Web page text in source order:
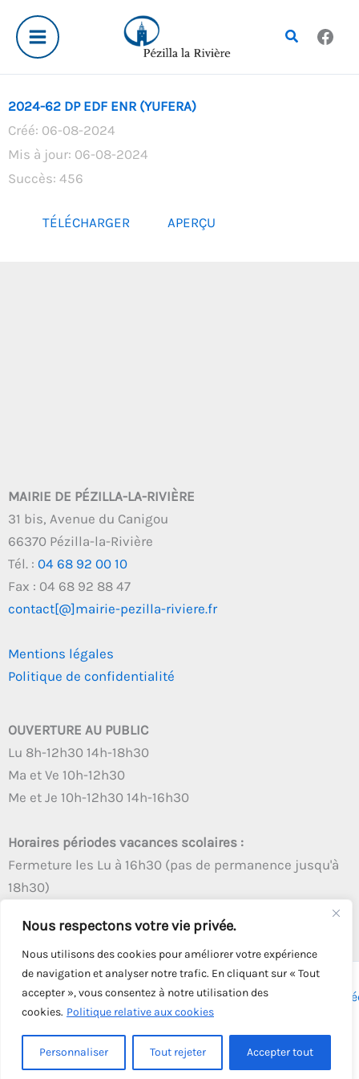
Nous respectons votre vie privée.
Nous utilisons des cookies pour améliorer votre expérience
de navigation et analyser notre trafic. En cliquant sur « Tout
accepter », vous consentez à notre utilisation des
cookies. Politique relative aux cookies
Personnaliser Tout rejeter Accepter tout
contenu
Rechercher
2024-62 DP EDF ENR (YUFERA)
Créé: 06-08-2024
Mis à jour: 06-08-2024
Succès: 456
TÉLÉCHARGER APERÇU
MAIRIE DE PÉZILLA-LA-RIVIÈRE
31 bis, Avenue du Canigou
66370 Pézilla-la-Rivière
Tél. : 04 68 92 00 10
Fax : 04 68 92 88 47
contact[@]mairie-pezilla-riviere.fr
Mentions légales
Politique de confidentialité
OUVERTURE AU PUBLIC
Lu 8h-12h30 14h-18h30
Ma et Ve 10h-12h30
Me et Je 10h-12h30 14h-16h30
Horaires périodes vacances scolaires :
Fermeture les Lu à 16h30 (pas de permanence jusqu'à
18h30)
Copyright © 2026 - Tous droits réservés - | Webmaster
Solution